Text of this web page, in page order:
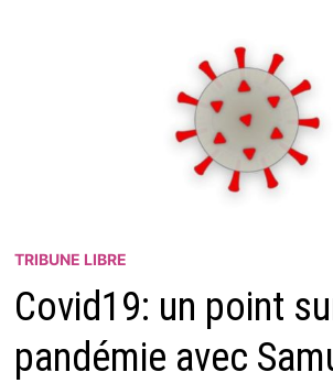
TRIBUNE LIBRE
Covid19: un point
pandémie avec